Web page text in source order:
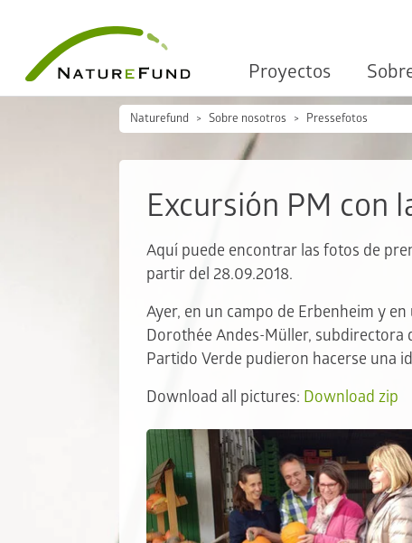
Proyectos
Naturefund Sobre nosotros Pressefotos
Excursión PM con
Aquí puede encontrar las fotos de
partir del 28.09.2018.
Ayer, en un campo de Erbenheim y
Dorothée Andes-Müller, subdirectora
Partido Verde pudieron hacerse una
Download all pictures: Download zip